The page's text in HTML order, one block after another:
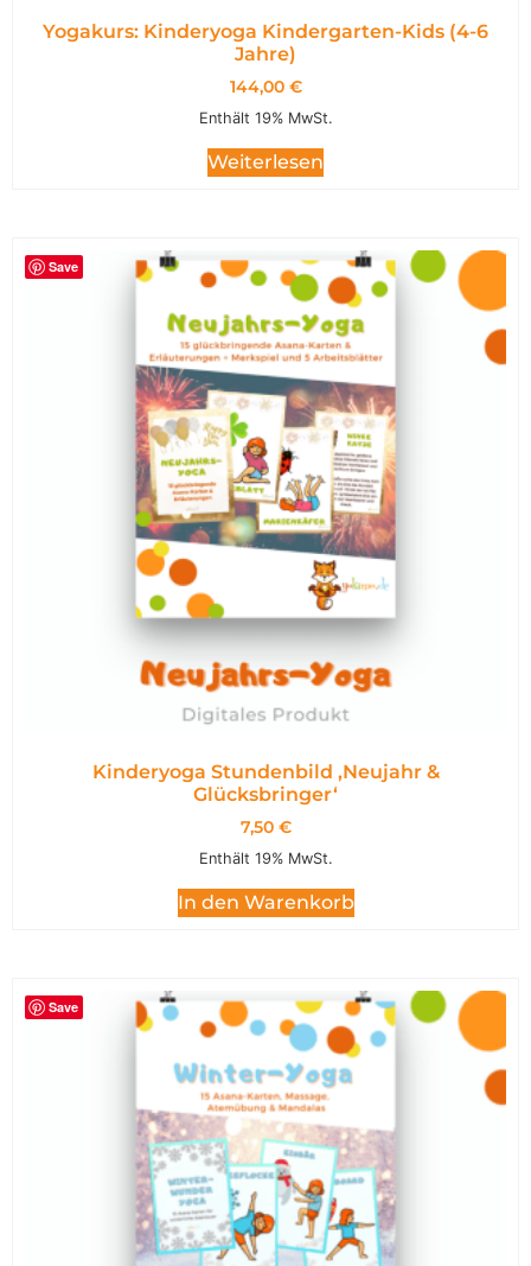
Yogakurs: Kinderyoga Kindergarten-Kids (4-6
Jahre)
144,00 €
Enthält 19% MwSt.
Weiterlesen
Save
Kinderyoga Stundenbild ,Neujahr &
Glücksbringer‘
7,50 €
Enthält 19% MwSt.
In den Warenkorb
Save